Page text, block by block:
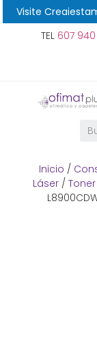
Visite
TEL 607 940
Inicio /
Láser/ Toner